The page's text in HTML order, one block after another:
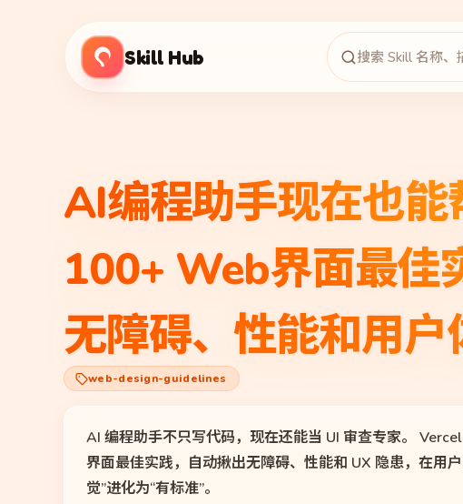
Skill Hub
AI编程助手现在也能
100+ Web界面最佳
无障碍、性能和用户
web-design-guidelines
AI 编程助手不只写代码，现在还能当 UI 审查专家。
界面最佳实践，自动揪出无障碍、性能和 UX 隐患，在用
觉”进化为“有标准”。